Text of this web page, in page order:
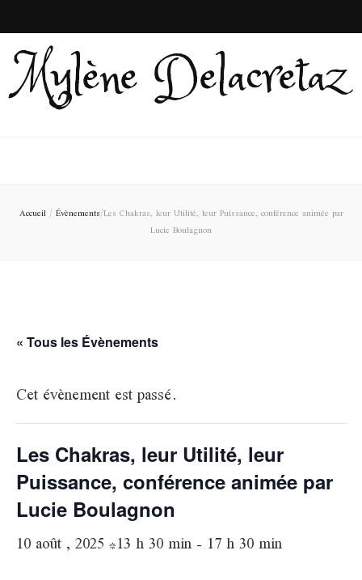
Mylène Delacretaz
Accueil/ Évènements/Les Chakras, leur Utilité, leur Puissance, conférence animée par
Lucie Boulagnon
« Tous les Évènements
Cet évènement est passé.
Les Chakras, leur Utilité, leur
Puissance, conférence animée par
Lucie Boulagnon
10 août , 2025 *13 h 30 min- 17 h 30 min